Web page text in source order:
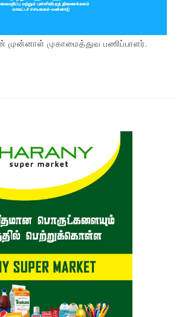
முன்னாள் முகாமைத்துவ பணிப்பாளர்.